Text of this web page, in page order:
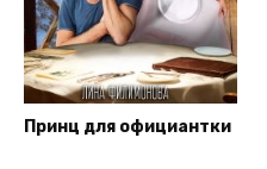
Принц для официантки